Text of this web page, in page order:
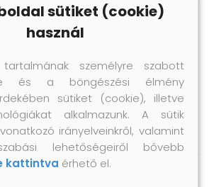
a falának megfelelő csavar(oka)t
Ha bizonytalan, kérje
utasítás minden lépését.
tartalma:
sütiket (cookie)
használ
tartalmának személyre szabott
és a böngészési élmény
sütiket (cookie), illetve
alkalmazunk. A sütik
irányelveinkről, valamint
lehetőségeiről bővebb
kattintva érhető el.